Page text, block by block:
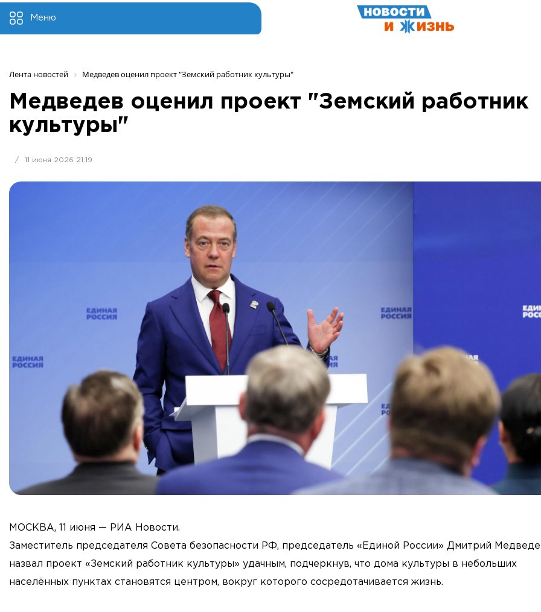
Меню
Лента новостей Медведев оценил проект "Земский работник культуры"
Медведев оценил проект "Земский работник
культуры"
/ 11 июня 2026 21:19
МОСКВА, 11 июня — РИА Новости.
Заместитель председателя Совета безопасности РФ, председатель «Единой России» Дмитрий
назвал проект «Земский работник культуры» удачным, подчеркнув, что дома культуры в небольших
населённых пунктах становятся центром, вокруг которого сосредотачивается жизнь.